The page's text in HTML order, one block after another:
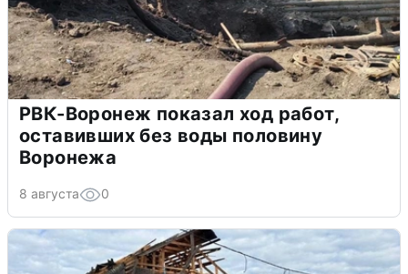
РВК-Воронеж показал ход работ,
оставивших без воды половину
Воронежа
8 августа 0